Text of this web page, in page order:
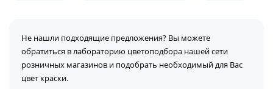
Не нашли подходящие предложения? Вы можете
обратиться в лабораторию цветоподбора нашей сети
розничных магазинов и подобрать необходимый для Вас
цвет краски.